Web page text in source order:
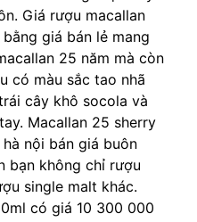
Giá rượu macallan
giá bán lẻ mang
25 năm mà còn
có màu sắc tao nhã
cây khô socola và
Macallan 25 sherry
nội bán giá buôn
bạn không chỉ rượu
single malt khác.
có giá 10 300 000